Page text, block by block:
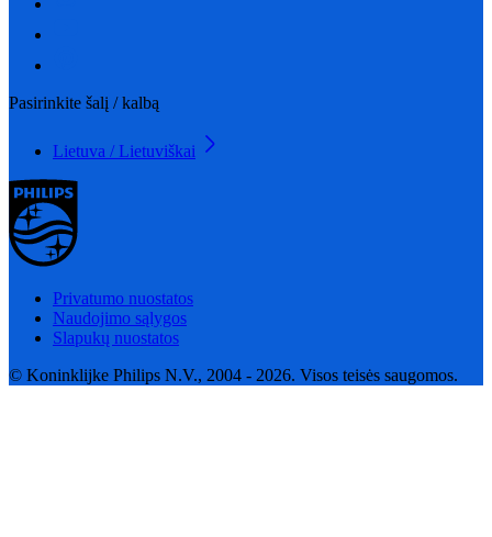
Pasirinkite šalį / kalbą
Lietuva / Lietuviškai
Privatumo nuostatos
Naudojimo sąlygos
Slapukų nuostatos
© Koninklijke Philips N.V., 2004 - 2026. Visos teisės saugomos.